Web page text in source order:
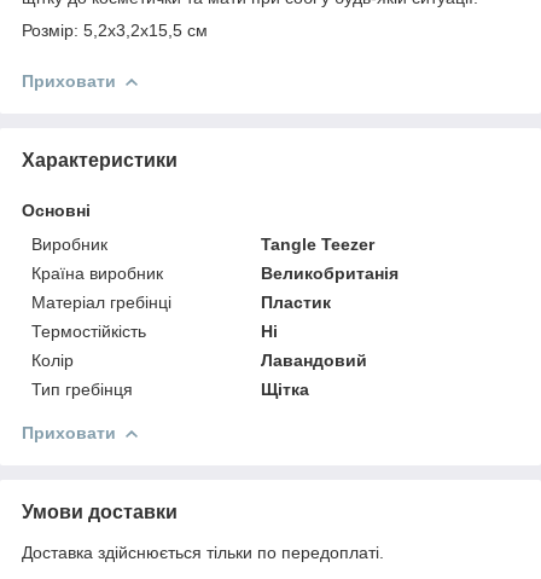
Розмір: 5,2х3,2х15,5 см
Приховати
Характеристики
Основні
Виробник
Tangle Teezer
Країна виробник
Великобританія
Матеріал гребінці
Пластик
Термостійкість
Ні
Колір
Лавандовий
Тип гребінця
Щітка
Приховати
Умови доставки
Доставка здійснюється тільки по передоплаті.